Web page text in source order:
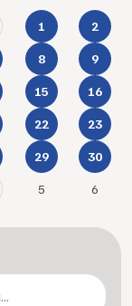
1 2
8 9
15 16
22 23
29 30
5 6